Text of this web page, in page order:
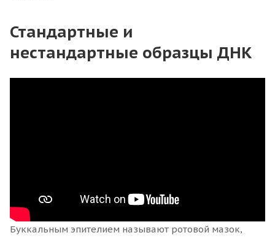
Стандартные и
нестандартные образцы ДНК
Буккальным эпителием называют ротовой мазок,